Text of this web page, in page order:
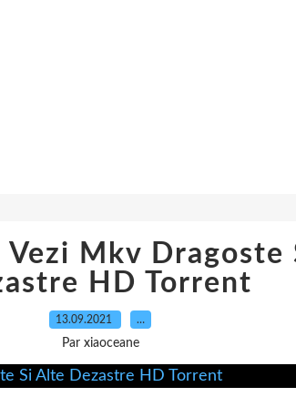
Vezi Mkv Dragoste
HD Torrent
13.09.2021 …
Par xiaoceane